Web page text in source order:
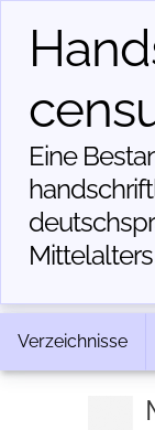
Eine
Mittelalters
Verzeichnisse